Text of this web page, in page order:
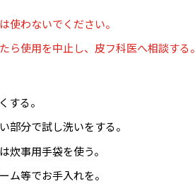
使わないでください。
ら使用を中止し、皮フ科医へ相談する。
する。
部分で試し洗いをする。
炊事用手袋を使う。
ム等でお手入れを。